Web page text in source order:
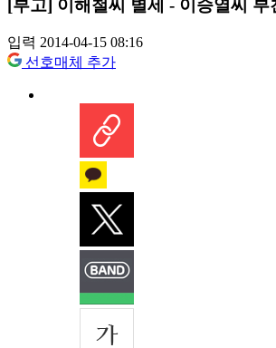
[부고] 이해철씨 별세 - 이승열씨 부
입력 2014-04-15 08:16
선호매체 추가